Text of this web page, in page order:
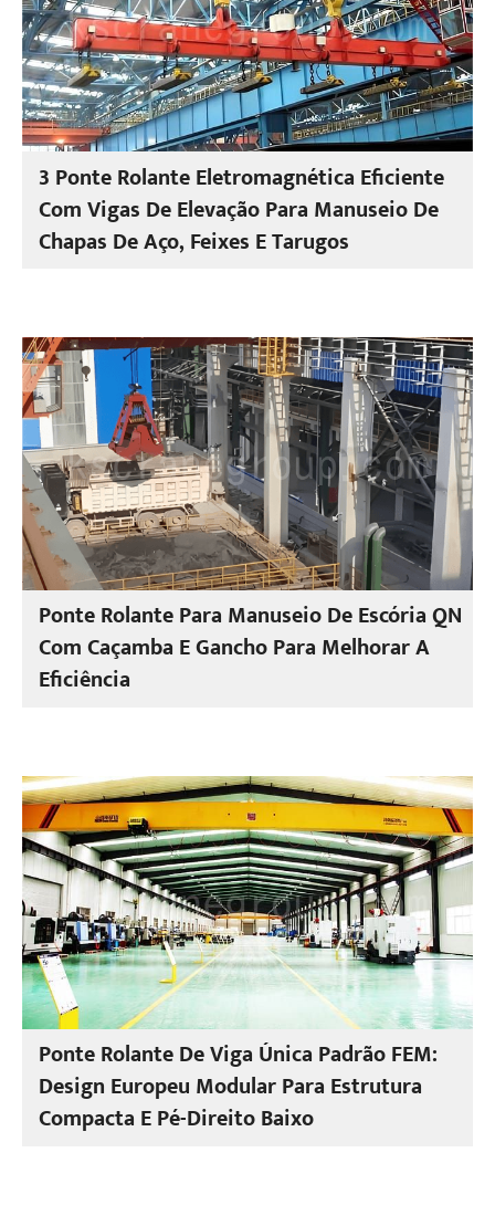
3 Ponte Rolante Eletromagnética Eficiente
Com Vigas De Elevação Para Manuseio De
Chapas De Aço, Feixes E Tarugos
Ponte Rolante Para Manuseio De Escória QN
Com Caçamba E Gancho Para Melhorar A
Eficiência
Ponte Rolante De Viga Única Padrão FEM:
Design Europeu Modular Para Estrutura
Compacta E Pé-Direito Baixo